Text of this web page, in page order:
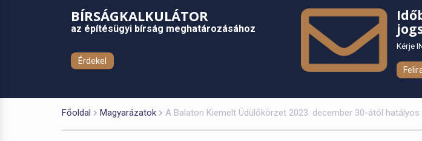
BÍRSÁGKALKULÁTOR
az építésügyi bírság meghatározásához
Érdekel
Kérje
Főoldal Magyarázatok A Balaton Kiemelt Üdülőkörzet 2023. december 30-ától